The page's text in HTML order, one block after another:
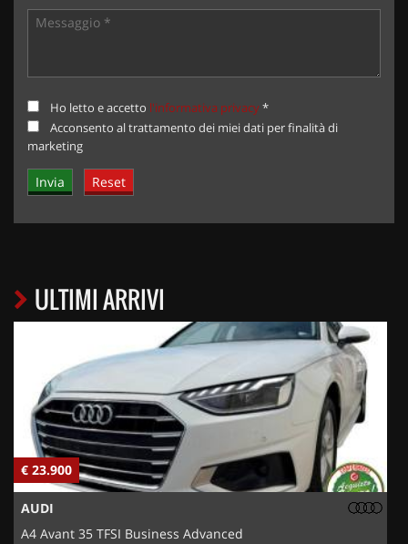
Ho letto e accetto l'informativa privacy*
Acconsento al trattamento dei miei dati per finalità di
marketing
ULTIMI ARRIVI
€ 23.900
AUDI
A4 Avant 35 TFSI Business Advanced